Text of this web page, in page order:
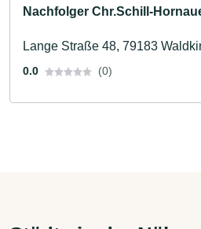
Nachfolger Chr.Schill-
Lange Straße 48, 79183
0.0 (0)